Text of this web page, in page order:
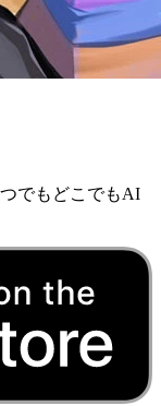
でもどこでもAI